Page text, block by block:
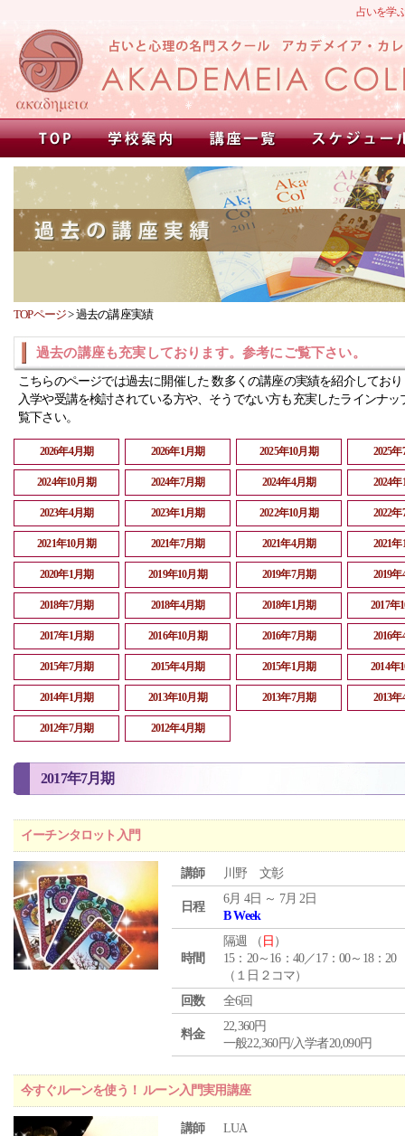
占いを学
TOPページ>過去の講座実績
過去の講座も充実しております。参考にご覧下さい。
こちらのページでは過去に開催した 数多くの講座の実績を紹介してお
入学や受講を検討されている方や、そうでない方も充実したラインナッ
覧下さい。
2026年4月期 2026年1月期 2025年10月期 2025
2024年10月期 2024年7月期 2024年4月期 2024
2023年4月期 2023年1月期 2022年10月期 2022
2021年10月期 2021年7月期 2021年4月期 2021
2020年1月期 2019年10月期 2019年7月期 2019
2018年7月期 2018年4月期 2018年1月期 2017年
2017年1月期 2016年10月期 2016年7月期 2016
2015年7月期 2015年4月期 2015年1月期 2014年
2014年1月期 2013年10月期 2013年7月期 2013
2012年7月期 2012年4月期
2017年7月期
イーチンタロット入門
講師 川野 文彰
日程
6月 4日 ～ 7月 2日
B Week
時間
隔週 （ 日 ）
15：20～16：40／17：00～18：20
（１日２コマ）
回数
全6回
料金
22,360円
一般22,360円/入学者20,090円
今すぐルーンを使う！ ルーン入門実用講座
講師
LUA